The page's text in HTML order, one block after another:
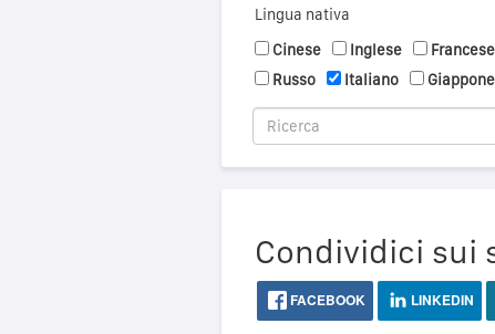
Lingua nativa
Cinese
Inglese Francese
Russo
Italiano
Condividici sui
FACEBOOK LINKEDIN